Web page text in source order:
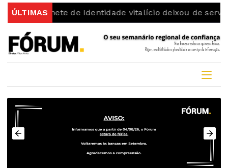
ÚLTIMASBilhete de Identidade vitalício deixou de servir